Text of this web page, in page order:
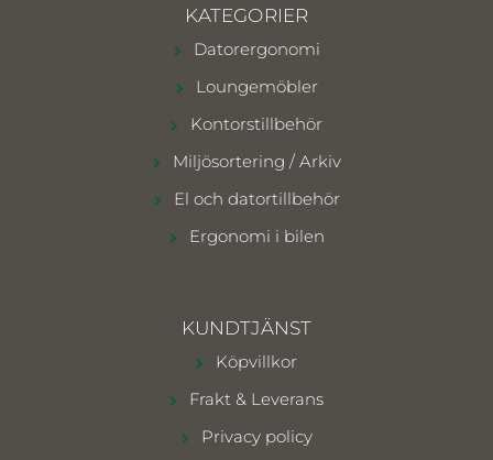
KATEGORIER
Datorergonomi
Loungemöbler
Kontorstillbehör
Miljösortering / Arkiv
El och datortillbehör
Ergonomi i bilen
KUNDTJÄNST
Köpvillkor
Frakt & Leverans
Privacy policy